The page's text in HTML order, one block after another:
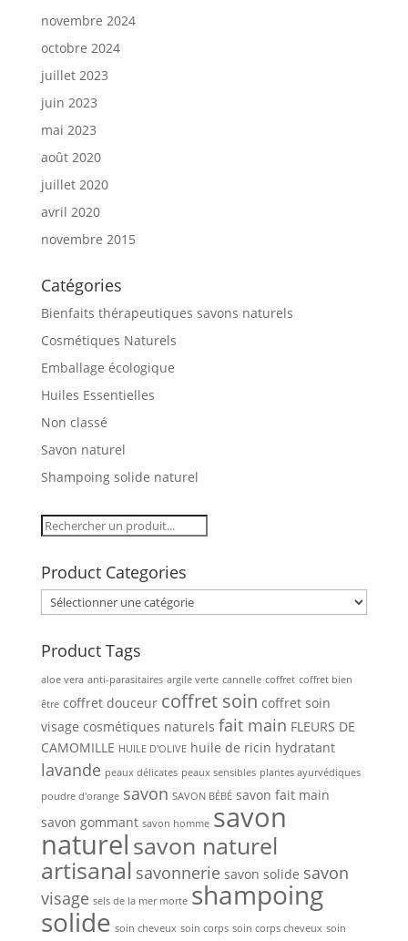
novembre 2024
octobre 2024
juillet 2023
juin 2023
mai 2023
août 2020
juillet 2020
avril 2020
novembre 2015
Catégories
Bienfaits thérapeutiques savons naturels
Cosmétiques Naturels
Emballage écologique
Huiles Essentielles
Non classé
Savon naturel
Shampoing solide naturel
Product Categories
Product Tags
aloe vera anti-parasitaires argile verte cannelle coffret coffret bien
être coffret douceur coffret soin coffret soin
visage cosmétiques naturels fait main FLEURS DE
CAMOMILLE HUILE D'OLIVE huile de ricin hydratant
lavande peaux délicates peaux sensibles plantes ayurvédiques
poudre d'orange savon SAVON BÉBÉ savon fait main
savon gommant savon homme savon
naturel savon naturel
artisanal savonnerie savon solide savon
visage sels de la mer morte shampoing
solide soin cheveux soin corps soin corps cheveux soin